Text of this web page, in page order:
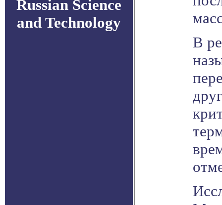
Russian Science
and Technology
В